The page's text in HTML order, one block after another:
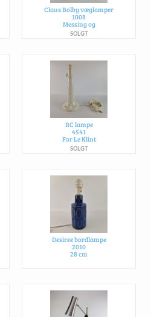
Claus Bolby væglamper
1008
Messing og
SOLGT
RC lampe
4541
For Le Klint
SOLGT
Desiree bordlampe
2010
28 cm